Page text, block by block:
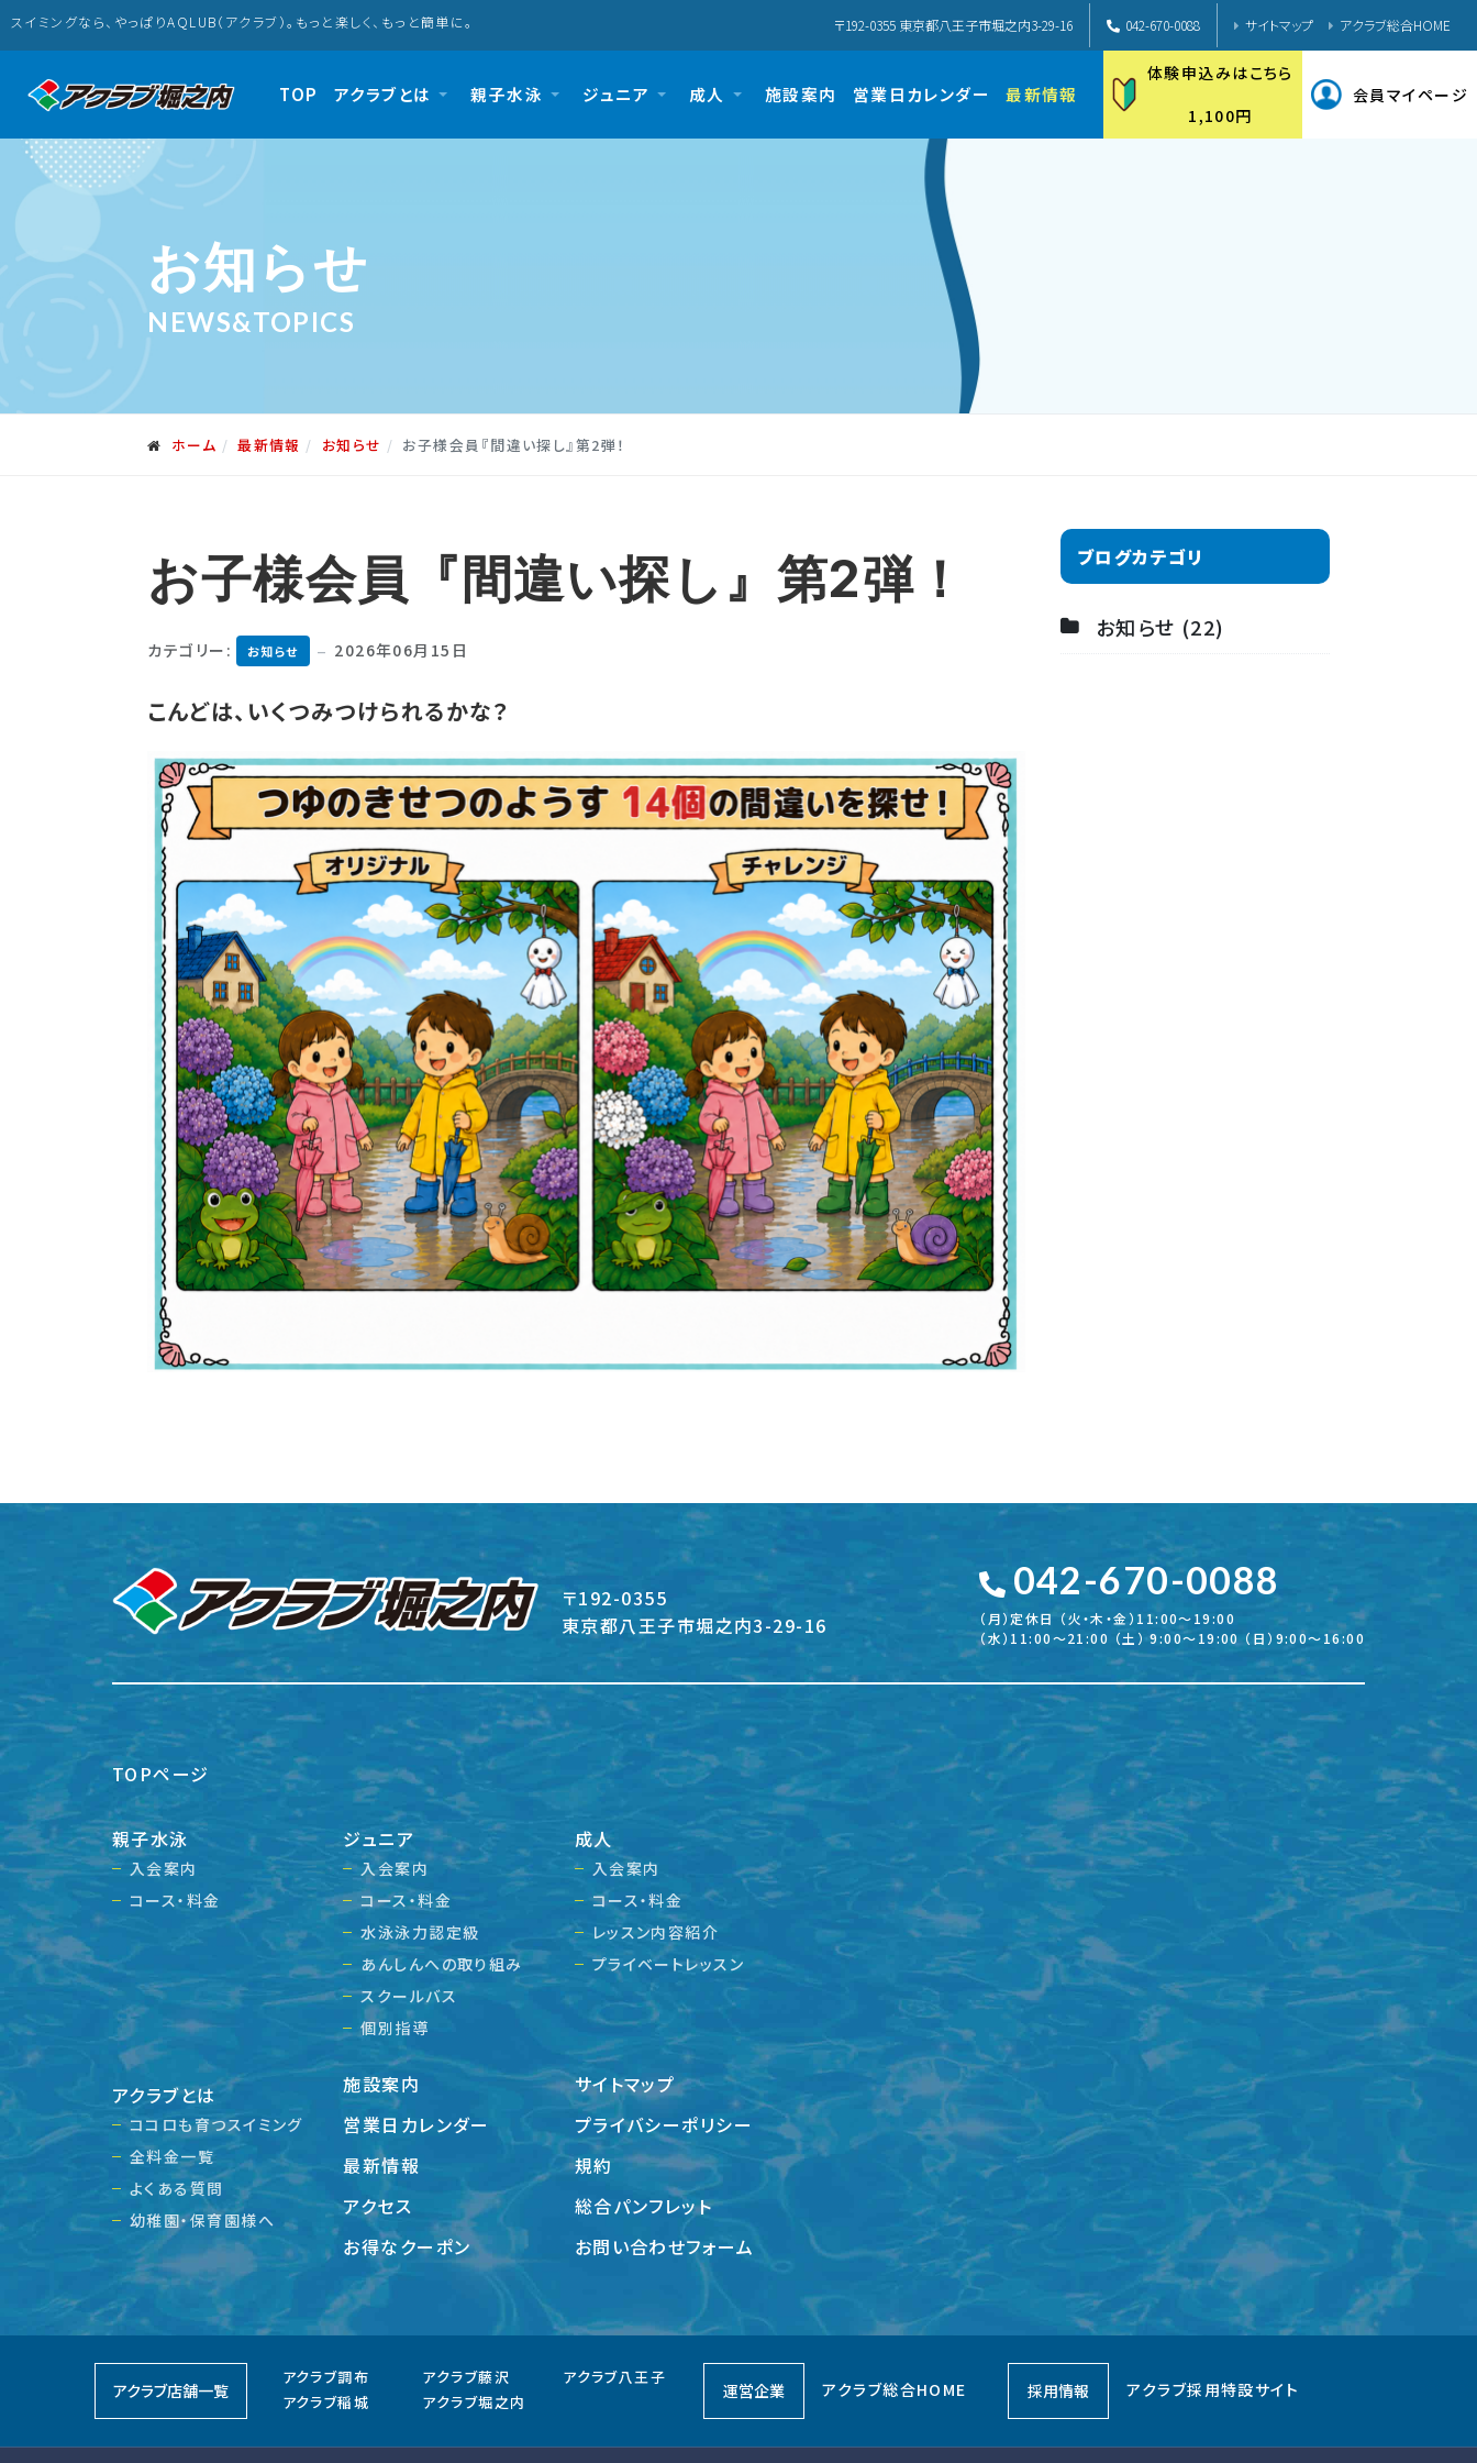
スイミングなら、やっぱりAQLUB（アクラブ）。もっと楽しく、もっと簡単に。 〒192-0355 東京都八王子市堀之内3-29-16 042-670-0088 サイトマップ アクラブ総合HOME
TOP アクラブとは 親子水泳 ジュニア 成人 施設案内 営業日カレンダー 最新情報
体験申込みはこちら
1,100円
会員マイページ
お知らせ
NEWS&TOPICS
ホーム 最新情報 お知らせ お子様会員『間違い探し』第2弾！
お子様会員『間違い探し』第2弾！
カテゴリー: お知らせ 2026年06月15日
こんどは、いくつみつけられるかな？
ブログカテゴリ
お知らせ (22)
〒192-0355
東京都八王子市堀之内3-29-16
042-670-0088
（月）定休日 （火・木・金）11:00～19:00
（水）11:00～21:00 （土） 9:00～19:00 （日）9:00～16:00
TOPページ
親子水泳
入会案内
コース・料金
ジュニア
入会案内
コース・料金
水泳泳力認定級
あんしんへの取り組み
スクールバス
個別指導
成人
入会案内
コース・料金
レッスン内容紹介
プライベートレッスン
アクラブとは
ココロも育つスイミング
全料金一覧
よくある質問
幼稚園・保育園様へ
施設案内
営業日カレンダー
最新情報
アクセス
お得なクーポン
サイトマップ
プライバシーポリシー
規約
総合パンフレット
お問い合わせフォーム
アクラブ店舗一覧
アクラブ調布 アクラブ藤沢
アクラブ八王子
アクラブ稲城
アクラブ堀之内
運営企業 アクラブ総合HOME 採用情報 アクラブ採用特設サイト